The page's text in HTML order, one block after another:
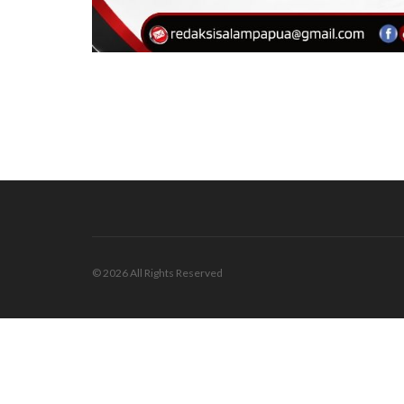
© 2026 All Rights Reserved